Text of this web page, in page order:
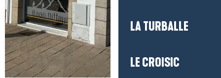
LA TURBALLE
LE CROISIC